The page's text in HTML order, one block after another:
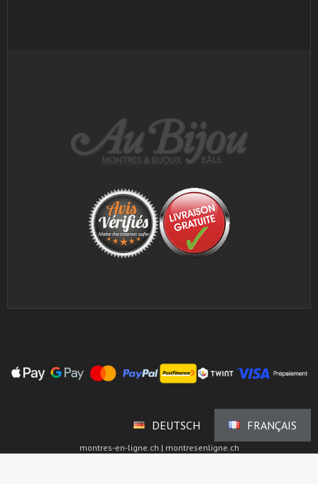
DEUTSCH FRANÇAIS
montres-en-ligne.ch | montresenligne.ch